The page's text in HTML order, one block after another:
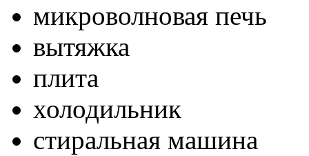
микроволновая печь
вытяжка
плита
холодильник
стиральная машина